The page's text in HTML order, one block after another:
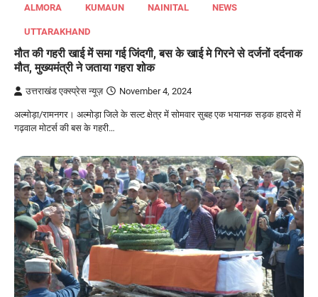
ALMORA KUMAUN NAINITAL NEWS
UTTARAKHAND
मौत की गहरी खाई में समा गई जिंदगी, बस के खाई मे गिरने से दर्जनों दर्दनाक
मौत, मुख्यमंत्री ने जताया गहरा शोक
उत्तराखंड एक्स्प्रेस न्यूज़ November 4, 2024
अल्मोड़ा/रामनगर। अल्मोड़ा जिले के सल्ट क्षेत्र में सोमवार सुबह एक भयानक सड़क हादसे में
गढ़वाल मोटर्स की बस के गहरी…